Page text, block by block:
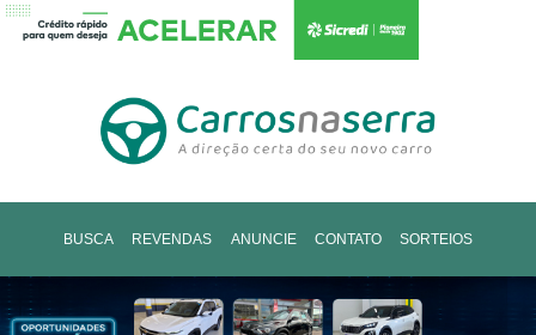
BUSCA REVENDAS ANUNCIE CONTATO SORTEIOS